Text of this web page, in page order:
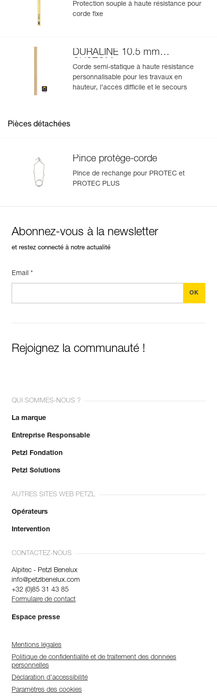
Protection souple à haute résistance pour
corde fixe
DURALINE 10.5 mm
CUSTOM
Corde semi-statique à haute résistance
personnalisable pour les travaux en
hauteur, l’accès difficile et le secours
Pièces détachées
Pince protège-corde
Pince de rechange pour PROTEC et
PROTEC PLUS
Abonnez-vous à la newsletter
et restez connecté à notre actualité
Email *
Rejoignez la communauté !
QUI SOMMES-NOUS ?
La marque
Entreprise Responsable
Petzl Fondation
Petzl Solutions
AUTRES SITES WEB PETZL
Opérateurs
Intervention
CONTACTEZ-NOUS
Alpitec - Petzl Benelux
info@petzlbenelux.com
+32 (0)85 31 43 85
Formulaire de contact
Espace presse
Mentions légales
Politique de confidentialité et de traitement des données
personnelles
Déclaration d'accessibilité
Paramètres des cookies